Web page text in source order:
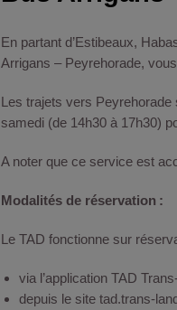
En partant d’Estibeaux,
Arrigans – Peyrehorade,
Les trajets vers Peyrehorade
samedi (de 14h30 à 17h30)
A noter que ce service est
Modalités de réservation :
Le TAD fonctionne sur
via l’application TAD
depuis le site tad.trans-